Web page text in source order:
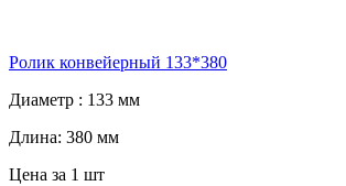
Ролик конвейерный 133*380
Диаметр : 133 мм
Длина: 380 мм
Цена за 1 шт